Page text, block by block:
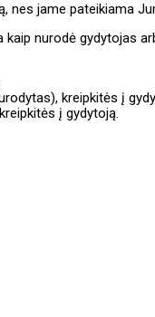
nes jame pateikiama
nurodė gydytojas
kreipkitės į
į gydytoją.